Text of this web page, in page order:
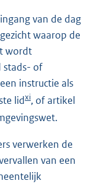
van de dag
waarop de
wordt
stads- of
instructie als
lidxi, of artikel
verwerken de
van een